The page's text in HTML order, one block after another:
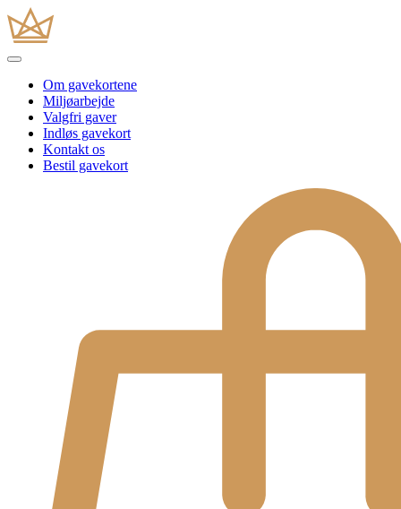
Om gavekortene
Miljøarbejde
Valgfri gaver
Indløs gavekort
Kontakt os
Bestil gavekort